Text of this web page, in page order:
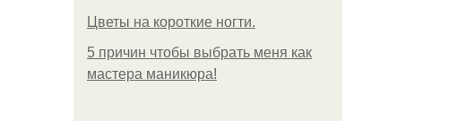
Цветы на короткие ногти.
5 причин чтобы выбрать меня как
мастера маникюра!